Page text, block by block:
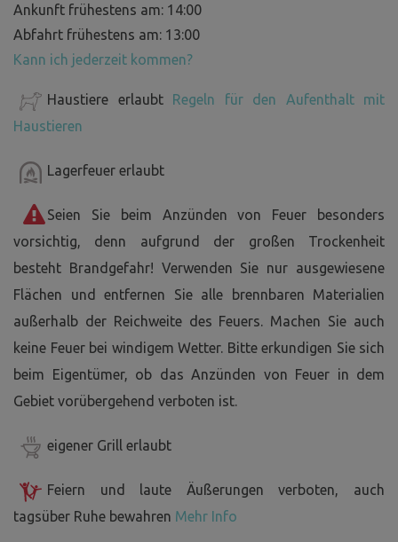
Ankunft frühestens am: 14:00
Abfahrt frühestens am: 13:00
Kann ich jederzeit kommen?
Haustiere erlaubt
Regeln für den Aufenthalt mit
Haustieren
Lagerfeuer erlaubt
Seien Sie beim Anzünden von Feuer besonders
vorsichtig, denn aufgrund der großen Trockenheit
besteht Brandgefahr! Verwenden Sie nur ausgewiesene
Flächen und entfernen Sie alle brennbaren Materialien
außerhalb der Reichweite des Feuers. Machen Sie auch
keine Feuer bei windigem Wetter. Bitte erkundigen Sie sich
beim Eigentümer, ob das Anzünden von Feuer in dem
Gebiet vorübergehend verboten ist.
eigener Grill erlaubt
Feiern und laute Äußerungen verboten, auch
tagsüber Ruhe bewahren Mehr Info